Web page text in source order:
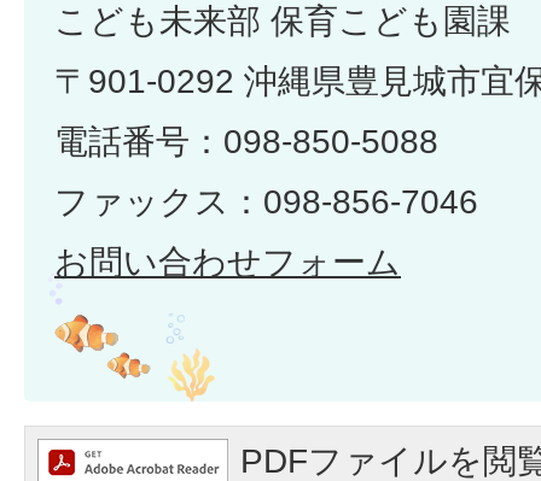
こども未来部 保育こども園課
〒901-0292 沖縄県豊見城市宜
電話番号：098-850-5088
ファックス：098-856-7046
お問い合わせフォーム
PDFファイルを閲